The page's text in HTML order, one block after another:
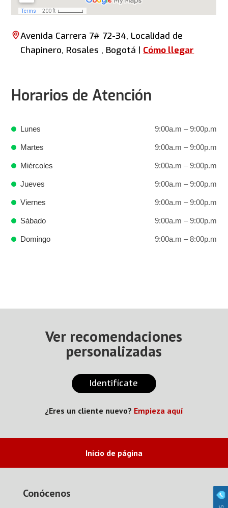
Avenida Carrera 7# 72-34, Localidad de
Chapinero, Rosales , Bogotá | Cómo llegar
Horarios de Atención
Lunes 9:00a.m – 9:00p.m
Martes 9:00a.m – 9:00p.m
Miércoles 9:00a.m – 9:00p.m
Jueves 9:00a.m – 9:00p.m
Viernes 9:00a.m – 9:00p.m
Sábado 9:00a.m – 9:00p.m
Domingo 9:00a.m – 8:00p.m
Ver recomendaciones
personalizadas
Identifícate
¿Eres un cliente nuevo? Empieza aquí
Inicio de página
Conócenos